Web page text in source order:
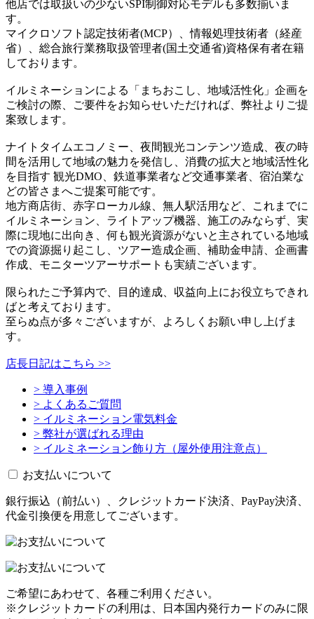
他店では取扱いの少ないSPI制御対応モデルも多数揃いま
す。
マイクロソフト認定技術者(MCP）、情報処理技術者（経産
省）、総合旅行業務取扱管理者(国土交通省)資格保有者在籍
しております。
イルミネーションによる「まちおこし、地域活性化」企画を
ご検討の際、ご要件をお知らせいただければ、弊社よりご提
案致します。
ナイトタイムエコノミー、夜間観光コンテンツ造成、夜の時
間を活用して地域の魅力を発信し、消費の拡大と地域活性化
を目指す 観光DMO、鉄道事業者など交通事業者、宿泊業な
どの皆さまへご提案可能です。
地方商店街、赤字ローカル線、無人駅活用など、これまでに
イルミネーション、ライトアップ機器、施工のみならず、実
際に現地に出向き、何も観光資源がないと主されている地域
での資源掘り起こし、ツアー造成企画、補助金申請、企画書
作成、モニターツアーサポートも実績ございます。
限られたご予算内で、目的達成、収益向上にお役立ちできれ
ばと考えております。
至らぬ点が多々ございますが、よろしくお願い申し上げま
す。
店長日記はこちら >>
> 導入事例
> よくあるご質問
> イルミネーション電気料金
> 弊社が選ばれる理由
> イルミネーション飾り方（屋外使用注意点）
お支払いについて
銀行振込（前払い）、クレジットカード決済、PayPay決済、
代金引換便を用意してございます。
ご希望にあわせて、各種ご利用ください。
※クレジットカードの利用は、日本国内発行カードのみに限